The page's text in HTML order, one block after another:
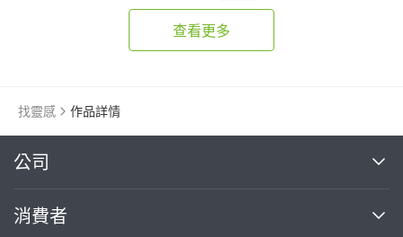
查看更多
找靈感 作品詳情
公司
關於我們
消費者
繼續完成